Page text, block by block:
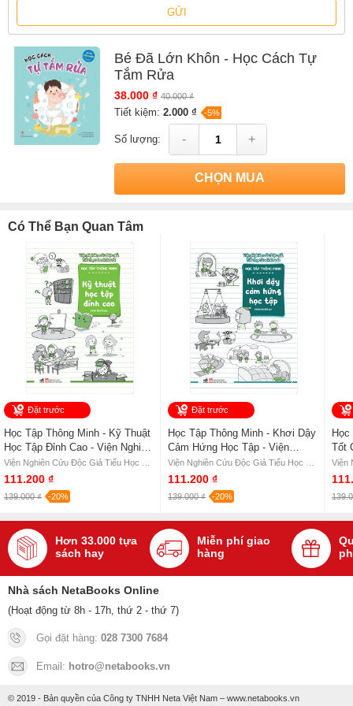
GỬI
Bé Đã Lớn Khôn - Học Cách Tự
Tắm Rửa
38.000 ₫ 40.000 ₫
Tiết kiệm:2.000 ₫ -5%
Số lượng: - +
CHỌN MUA
Có Thể Bạn Quan Tâm
Đặt trước
Học Tập Thông Minh - Kỹ Thuật
Học Tập Đỉnh Cao - Viện Nghiên
Cứu Độc Giả Tiểu Học Dook
Reads
111.200 ₫
139.000 ₫ -20%
Đặt trước
Học Tập Thông Minh - Khơi Dậy
Cảm Hứng Học Tập - Viện
Nghiên Cứu Độc Giả Tiểu Học
Dook Reads
111.200 ₫
139.000 ₫ -20%
Học
Tốt
Hơn 33.000 tựa
sách hay
Miễn phí giao
hàng
Nhà sách NetaBooks Online
(Hoạt động từ 8h - 17h, thứ 2 - thứ 7)
Gọi đặt hàng: 028 7300 7684
Email: hotro@netabooks.vn
© 2019 - Bản quyền của Công ty TNHH Neta Việt Nam – www.netabooks.vn